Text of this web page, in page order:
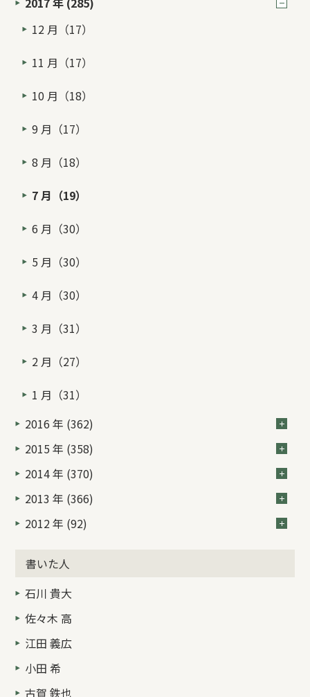
12 月（17）
11 月（17）
10 月（18）
9 月（17）
8 月（18）
7 月（19）
6 月（30）
5 月（30）
4 月（30）
3 月（31）
2 月（27）
1 月（31）
2016 年 (362)
2015 年 (358)
2014 年 (370)
2013 年 (366)
2012 年 (92)
書いた人
石川 貴大
佐々木 高
江田 義広
小田 希
古賀 鉄也